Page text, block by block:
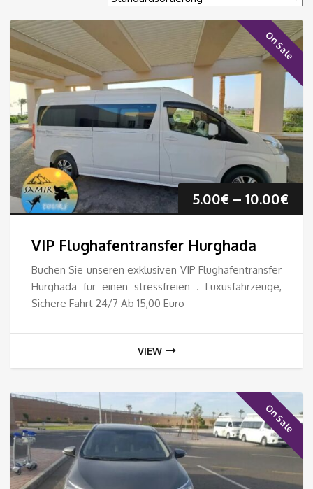
On Sale
5.00€ – 10.00€
VIP Flughafentransfer Hurghada
Buchen Sie unseren exklusiven VIP Flughafentransfer
Hurghada für einen stressfreien . Luxusfahrzeuge,
Sichere Fahrt 24/7 Ab 15,00 Euro
VIEW
On Sale